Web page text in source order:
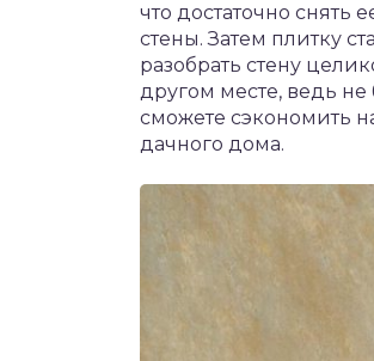
что достаточно снять
стены. Затем плитку
разобрать стену
другом месте, ведь
сможете сэкономить
дачного дома.